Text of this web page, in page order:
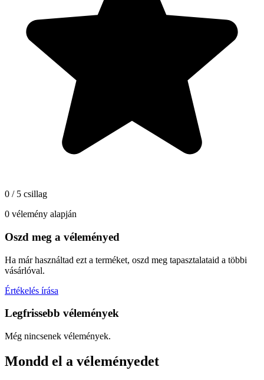
0 / 5 csillag
0 vélemény alapján
Oszd meg a véleményed
Ha már használtad ezt a terméket, oszd meg tapasztalataid a többi
vásárlóval.
Értékelés írása
Legfrissebb vélemények
Még nincsenek vélemények.
Mondd el a véleményedet